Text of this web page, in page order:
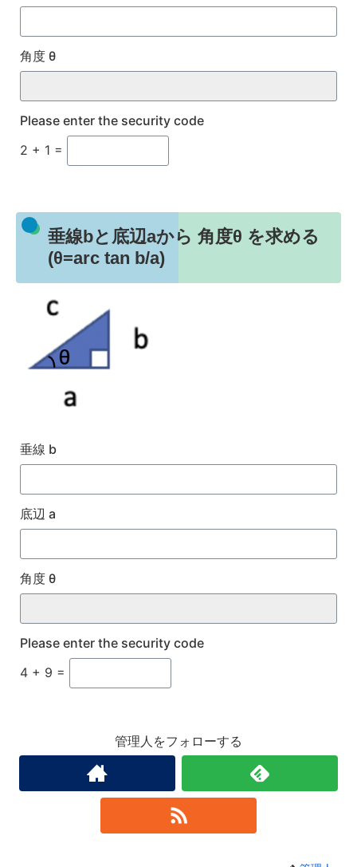
角度 θ
Please enter the security code
2 + 1 =
垂線bと底辺aから 角度θ を求める
(θ=arc tan b/a)
垂線 b
底辺 a
角度 θ
Please enter the security code
4 + 9 =
管理人をフォローする